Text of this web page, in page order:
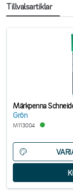
Tillvalsartiklar
Märkpenna
Grön
M113004